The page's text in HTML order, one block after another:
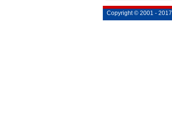
Copyright © 2001 - 2017